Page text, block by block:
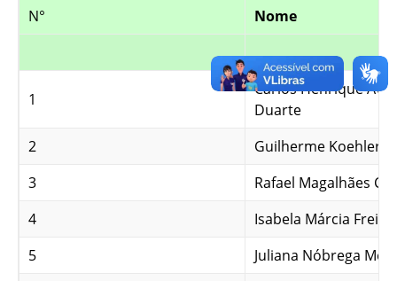
N°
Nome
1
Carlos Henrique
Duarte
2
Guilherme Koehler
3
Rafael Magalhães
4
Isabela Márcia
5
Juliana Nóbrega